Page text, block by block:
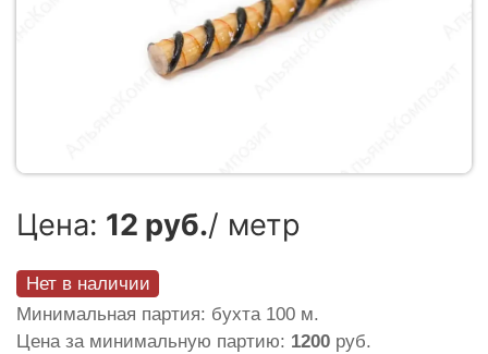
Цена: 12 руб./ метр
Нет в наличии
Минимальная партия: бухта 100 м.
Цена за минимальную партию: 1200 руб.